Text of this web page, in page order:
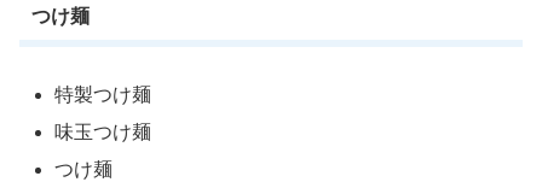
つけ麺
特製つけ麺
味玉つけ麺
つけ麺